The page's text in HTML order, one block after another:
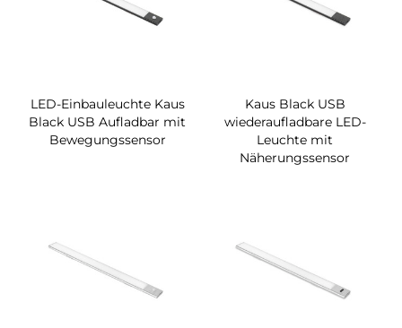
LED-Einbauleuchte Kaus
Black USB Aufladbar mit
Bewegungssensor
Kaus Black USB
wiederaufladbare LED-
Leuchte mit
Näherungssensor